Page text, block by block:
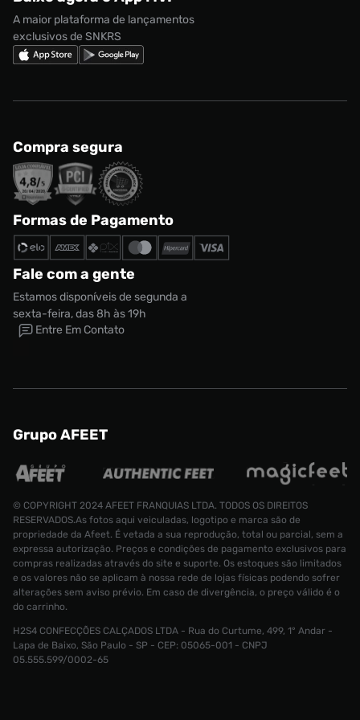
Tamanho:
G
R$ 179,99
Nike Shox
Regulamento Cupom
A maior plataforma de lançamentos
exclusivos de SNKRS
Compra segura
Formas de Pagamento
Fale com a gente
Estamos disponíveis de segunda a
sexta-feira, das 8h às 19h
Entre Em Contato
Grupo AFEET
© COPYRIGHT 2024 AFEET FRANQUIAS LTDA. TODOS OS DIREITOS
RESERVADOS.As fotos aqui veiculadas, logotipo e marca são de
propriedade da Afeet. É vetada a sua reprodução, total ou parcial, sem a
expressa autorização. Preços e condições de pagamento exclusivos para
compras realizadas através do site e suporte. Os estoques são limitados
e os valores não se aplicam à nossa rede de lojas físicas podendo sofrer
alterações sem aviso prévio. Em caso de divergência, o preço válido é o
do carrinho.
H2S4 CONFECÇÕES CALÇADOS LTDA - Rua do Curtume, 499, 1° Andar -
Lapa de Baixo, São Paulo - SP - CEP: 05065-001 - CNPJ
05.555.599/0002-65